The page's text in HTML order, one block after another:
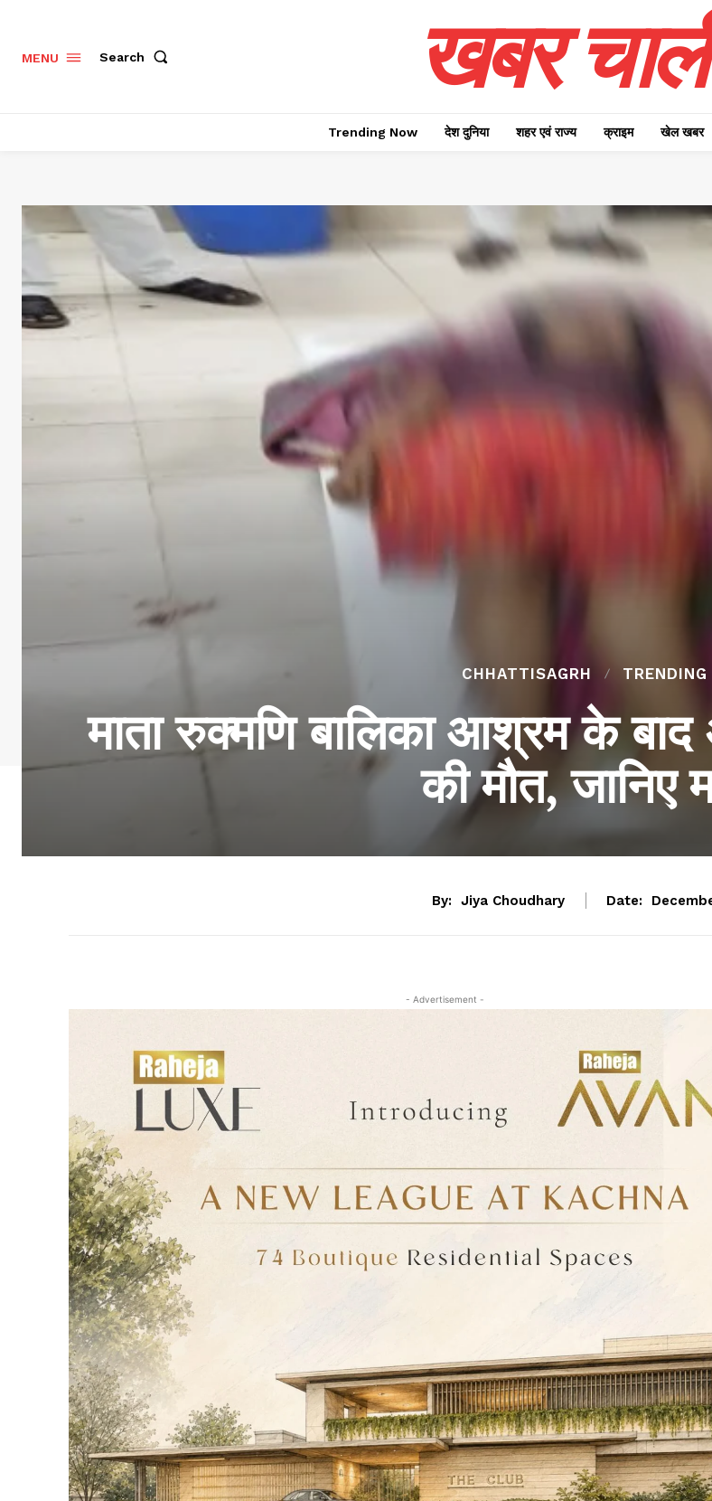
MENU Search खबर
Trending Now देश दुनिया शहर एवं राज्य क्राइम खेल खबर
CHHATTISAGRH
माता रुक्मणि बालिका आश्रम के बाद
की मौत, जानिए
By: Jiya Choudhary Date:
- Advertisement -